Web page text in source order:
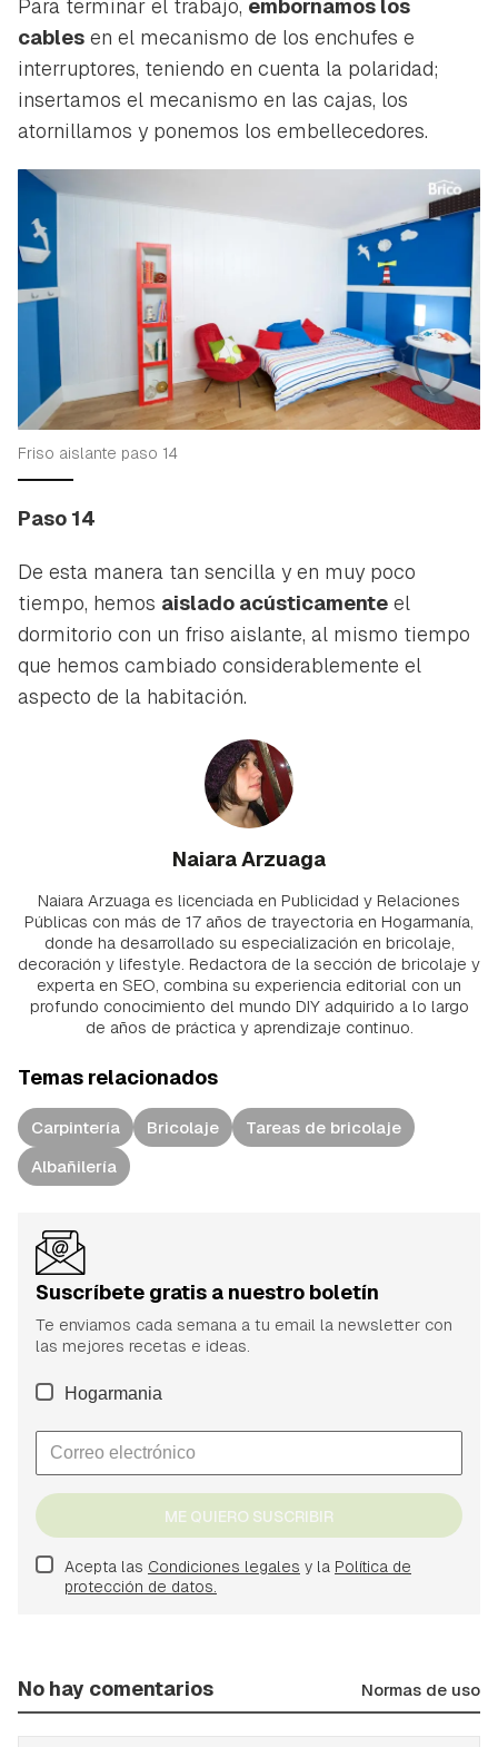
Para terminar el trabajo, embornamos los
cables en el mecanismo de los enchufes e
interruptores, teniendo en cuenta la polaridad;
insertamos el mecanismo en las cajas, los
atornillamos y ponemos los embellecedores.
Friso aislante paso 14
Paso 14
De esta manera tan sencilla y en muy poco
tiempo, hemos aislado acústicamente el
dormitorio con un friso aislante, al mismo tiempo
que hemos cambiado considerablemente el
aspecto de la habitación.
Naiara Arzuaga
Naiara Arzuaga es licenciada en Publicidad y Relaciones
Públicas con más de 17 años de trayectoria en Hogarmanía,
donde ha desarrollado su especialización en bricolaje,
decoración y lifestyle. Redactora de la sección de bricolaje y
experta en SEO, combina su experiencia editorial con un
profundo conocimiento del mundo DIY adquirido a lo largo
de años de práctica y aprendizaje continuo.
Temas relacionados
Carpintería Bricolaje
Tareas de bricolaje
Albañilería
Suscríbete gratis a nuestro boletín
Te enviamos cada semana a tu email la newsletter con
las mejores recetas e ideas.
Hogarmania
ME QUIERO SUSCRIBIR
Acepta las Condiciones legales y la Política de
protección de datos.
No hay comentarios Normas de uso